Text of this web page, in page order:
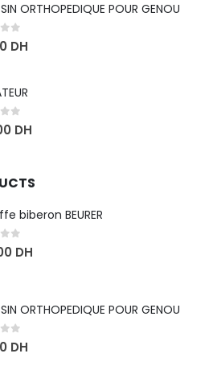
ORTHOPEDIQUE POUR GENOU
5DH
5 DH
biberon BEURER
5 DH
ORTHOPEDIQUE POUR GENOU
5DH